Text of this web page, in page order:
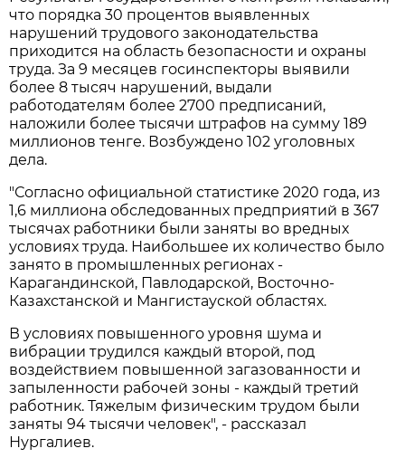
что порядка 30 процентов выявленных
нарушений трудового законодательства
приходится на область безопасности и охраны
труда. За 9 месяцев госинспекторы выявили
более 8 тысяч нарушений, выдали
работодателям более 2700 предписаний,
наложили более тысячи штрафов на сумму 189
миллионов тенге. Возбуждено 102 уголовных
дела.
"Согласно официальной статистике 2020 года, из
1,6 миллиона обследованных предприятий в 367
тысячах работники были заняты во вредных
условиях труда. Наибольшее их количество было
занято в промышленных регионах -
Карагандинской, Павлодарской, Восточно-
Казахстанской и Мангистауской областях.
В условиях повышенного уровня шума и
вибрации трудился каждый второй, под
воздействием повышенной загазованности и
запыленности рабочей зоны - каждый третий
работник. Тяжелым физическим трудом были
заняты 94 тысячи человек", - рассказал
Нургалиев.